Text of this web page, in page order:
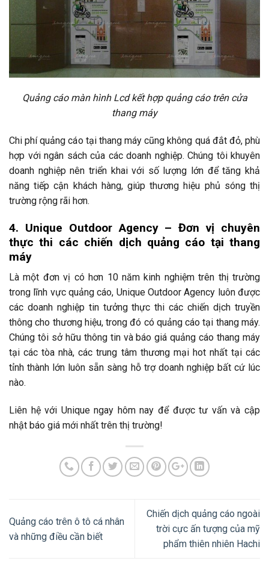
Quảng cáo màn hình Lcd kết hợp quảng cáo trên cửa
thang máy
Chi phí quảng cáo tại thang máy cũng không quá đắt đỏ, phù
hợp với ngân sách của các doanh nghiệp. Chúng tôi khuyên
doanh nghiệp nên triển khai với số lượng lớn để tăng khả
năng tiếp cận khách hàng, giúp thương hiệu phủ sóng thị
trường rộng rãi hơn.
4. Unique Outdoor Agency – Đơn vị chuyên
thực thi các chiến dịch quảng cáo tại thang
máy
Là một đơn vị có hơn 10 năm kinh nghiệm trên thị trường
trong lĩnh vực quảng cáo, Unique Outdoor Agency luôn được
các doanh nghiệp tin tưởng thực thi các chiến dịch truyền
thông cho thương hiệu, trong đó có quảng cáo tại thang máy.
Chúng tôi sở hữu thông tin và báo giá quảng cáo thang máy
tại các tòa nhà, các trung tâm thương mại hot nhất tại các
tỉnh thành lớn luôn sẵn sàng hỗ trợ doanh nghiệp bất cứ lúc
nào.
Liên hệ với Unique ngay hôm nay để được tư vấn và cập
nhật báo giá mới nhất trên thị trường!
Quảng cáo trên ô tô cá nhân
và những điều cần biết
Chiến dịch quảng cáo ngoài
trời cực ấn tượng của mỹ
phẩm thiên nhiên Hachi